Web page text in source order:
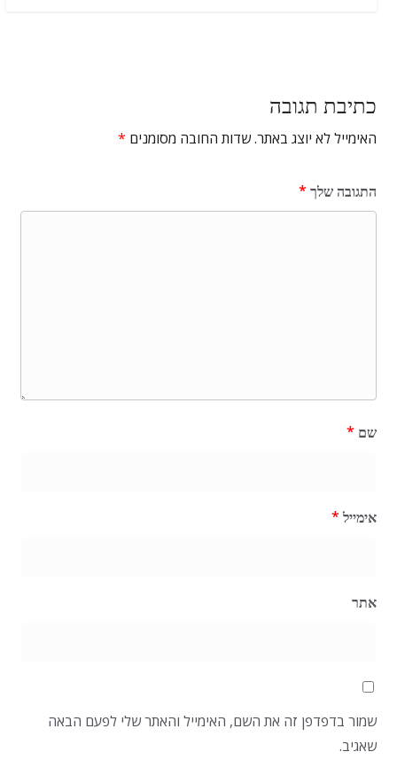
כתיבת תגובה
האימייל לא יוצג באתר.שדות החובה מסומנים *
התגובה שלך *
שם *
אימייל *
אתר
שמור בדפדפן זה את השם, האימייל והאתר שלי לפעם הבאה
שאגיב.